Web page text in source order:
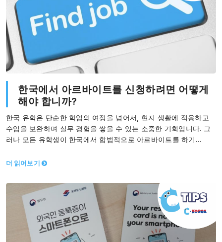
한국에서 아르바이트를 신청하려면 어떻게
해야 합니까?
한국 유학은 단순한 학업의 여정을 넘어서, 현지 생활에 적응하고
수입을 보완하며 실무 경험을 쌓을 수 있는 소중한 기회입니다. 그
러나 모든 유학생이 한국에서 합법적으로 아르바이트를 하기…
더 읽어보기